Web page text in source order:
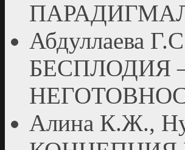
Абдуллаева
БЕСПЛОДИЯ
Алина К.Ж.,